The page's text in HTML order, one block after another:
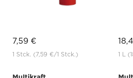
7,59 €
1 Stck. (7,59 €/1 Stck.) 1 L